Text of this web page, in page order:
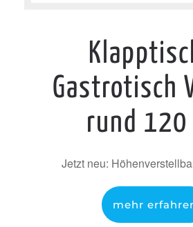
Gastrotisch
rund 120
Jetzt neu:
mehr